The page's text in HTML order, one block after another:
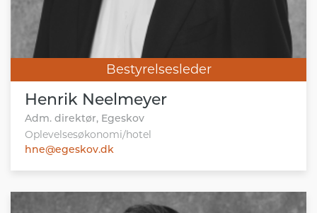
Bestyrelsesleder
Henrik Neelmeyer
Adm. direktør, Egeskov
Oplevelsesøkonomi/hotel
hne@egeskov.dk